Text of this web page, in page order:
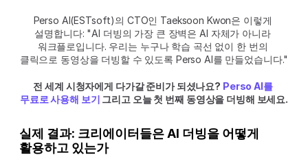
Perso AI(ESTsoft)의 CTO인 Taeksoon Kwon은 이렇게
설명합니다: "AI 더빙의 가장 큰 장벽은 AI 자체가 아니라
워크플로입니다. 우리는 누구나 학습 곡선 없이 한 번의
클릭으로 동영상을 더빙할 수 있도록 Perso AI를 만들었습니다."
전 세계 시청자에게 다가갈 준비가 되셨나요? Perso AI를
무료로 사용해 보기 그리고 오늘 첫 번째 동영상을 더빙해 보세요.
실제 결과: 크리에이터들은 AI 더빙을 어떻게
활용하고 있는가